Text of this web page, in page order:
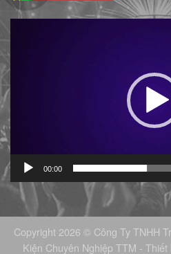
00:00
Copyright 2026 © Công Ty TNHH
Kiện Chuyên Nghiệp TTM - Thiết